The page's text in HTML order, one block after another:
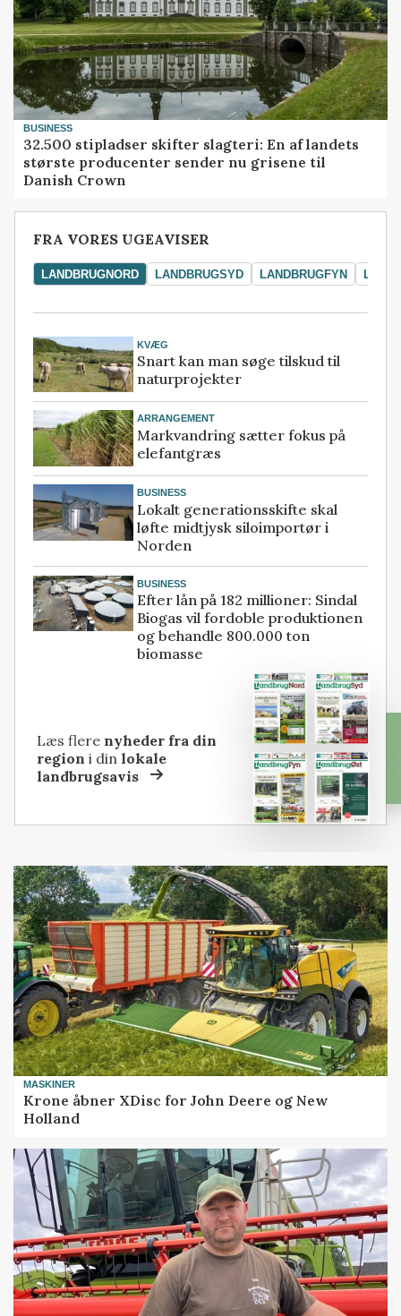
BUSINESS
32.500 stipladser skifter slagteri: En af landets
største producenter sender nu grisene til
Danish Crown
FRA VORES UGEAVISER
LANDBRUGNORD LANDBRUGSYD LANDBRUGFYN
KVÆG
Snart kan man søge tilskud til
naturprojekter
ARRANGEMENT
Markvandring sætter fokus på
elefantgræs
BUSINESS
Lokalt generationsskifte skal
løfte midtjysk siloimportør i
Norden
BUSINESS
Efter lån på 182 millioner: Sindal
Biogas vil fordoble produktionen
og behandle 800.000 ton
biomasse
Læs flere nyheder fra din
region i dinlokale
landbrugsavis
MASKINER
Krone åbner XDisc for John Deere og New
Holland